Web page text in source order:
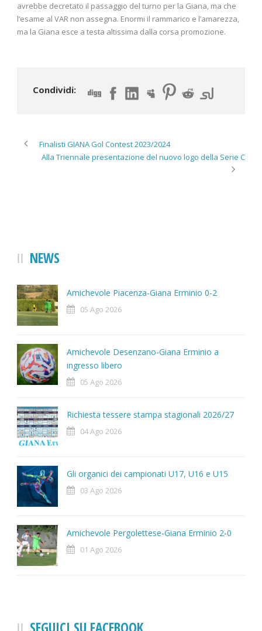
avrebbe decretato il passaggio del turno per la Giana, ma che
l’esame al VAR non assegna. Enormi il rammarico e l’amarezza,
ma la Giana esce a testa altissima dalla corsa promozione.
Condividi:
Finalisti GIANA Gol Contest 2023/2024
Alla Triennale presentazione del nuovo logo della Serie C
NEWS
Amichevole Piacenza-Giana Erminio 0-2
05 Ago 2026
Amichevole Desenzano-Giana Erminio a
ingresso libero
05 Ago 2026
Richiesta tessere stampa stagionali 2026/27
04 Ago 2026
Gli organici dei campionati U17, U16 e U15
03 Ago 2026
Amichevole Pergolettese-Giana Erminio 2-0
01 Ago 2026